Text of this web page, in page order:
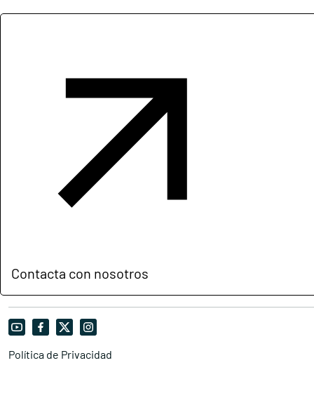
Contacta con nosotros
Política de Privacidad